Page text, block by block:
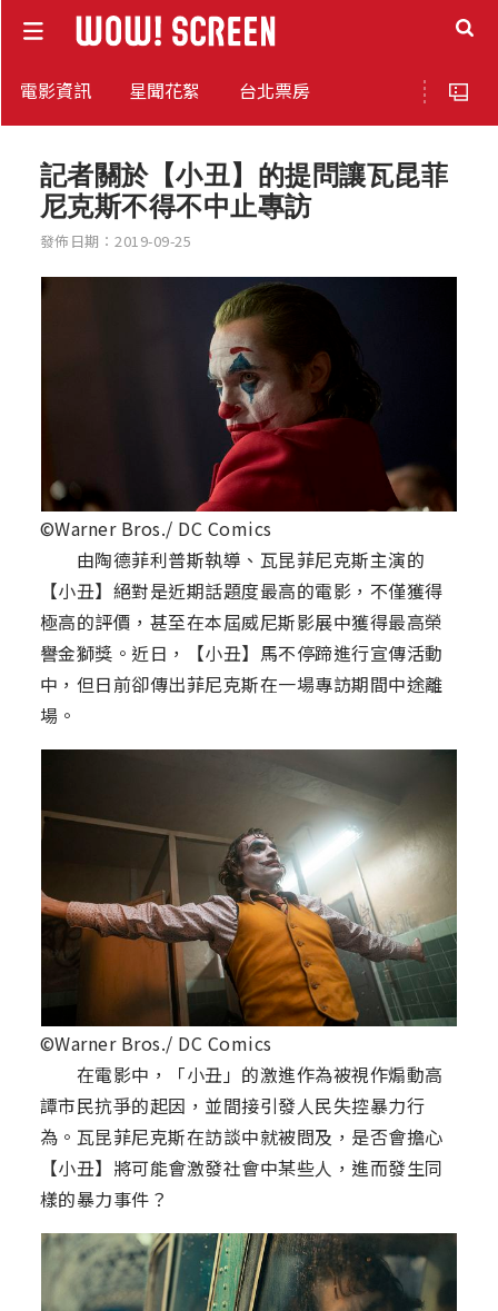
電影資訊 星聞花絮 台北票房
記者關於【小丑】的提問讓瓦昆菲
尼克斯不得不中止專訪
發佈日期：2019-09-25
©Warner Bros./ DC Comics
由陶德菲利普斯執導、瓦昆菲尼克斯主演的
【小丑】絕對是近期話題度最高的電影，不僅獲得
極高的評價，甚至在本屆威尼斯影展中獲得最高榮
譽金獅獎。近日，【小丑】馬不停蹄進行宣傳活動
中，但日前卻傳出菲尼克斯在一場專訪期間中途離
場。
©Warner Bros./ DC Comics
在電影中，「小丑」的激進作為被視作煽動高
譚市民抗爭的起因，並間接引發人民失控暴力行
為。瓦昆菲尼克斯在訪談中就被問及，是否會擔心
【小丑】將可能會激發社會中某些人，進而發生同
樣的暴力事件？